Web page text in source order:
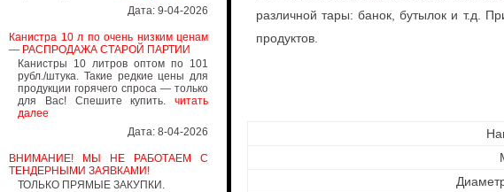
Дата: 9-04-2026
Канистра 10 л по очень низким ценам
— РАСПРОДАЖА СТАРОЙ ПАРТИИ
Канистры 10 литров оптом по 101
рубл./штука. Такие редкие цены для
продукции горячего спроса — только
для Вас! Спешите купить. читать
далее
Дата: 8-04-2026
ВНИМАНИЕ! МЫ НЕ РАБОТАЕМ С
ТЕНДЕРНЫМИ ЗАЯВКАМИ!
ТОЛЬКО ПРЯМЫЕ ЗАКУПКИ.
различной тары: банок, бутылок и т.д.
продуктов.